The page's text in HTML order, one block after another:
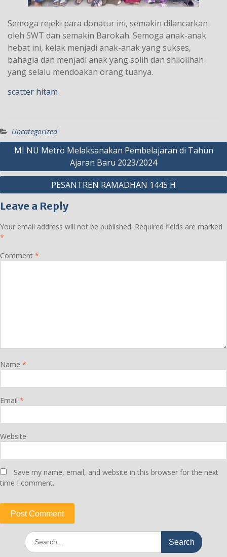
Semoga rejeki para donatur ini, semakin dilancarkan
oleh SWT dan semakin Barokah. Semoga anak-anak
hebat ini, kelak menjadi anak-anak yang sukses,
bahagia dan menjadi anak yang solih dan shilolihah
yang selalu mendoakan orang tuanya.
scatter hitam
Uncategorized
PostMI NU Metro Melaksanakan Pembelajaran di Tahun
Ajaran Baru 2023/2024
PESANTREN RAMADHAN 1445 H
Leave a Reply
Your email address will not be published. Required fields are marked
*
Comment *
Name *
Email *
Website
Save my name, email, and website in this browser for the next
time I comment.
Search
for: